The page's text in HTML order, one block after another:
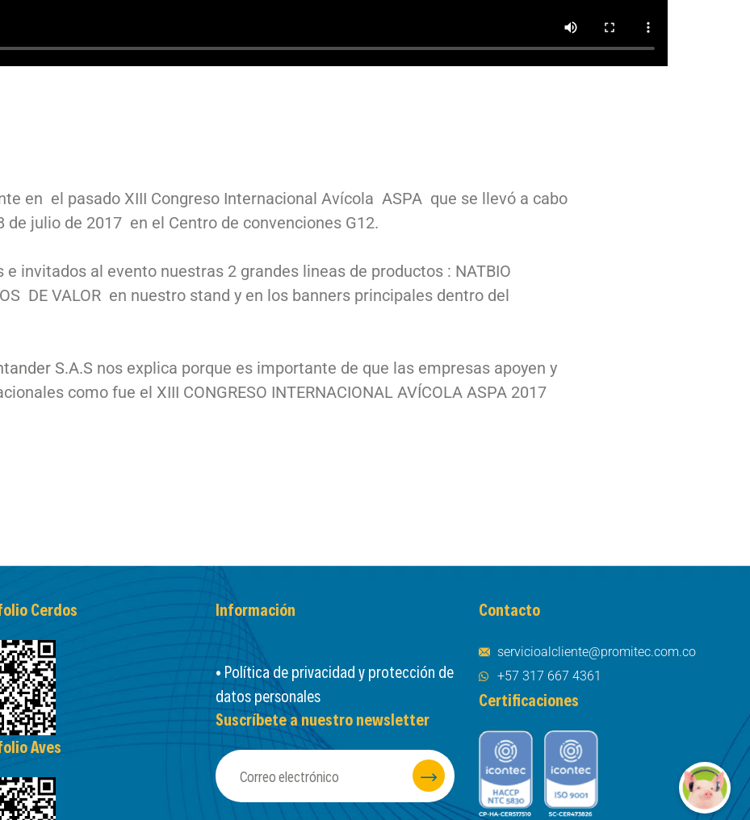
en el pasado XIII Congreso Internacional Avícola ASPA que se llevó a cabo
julio de 2017 en el Centro de convenciones G12.
invitados al evento nuestras 2 grandes lineas de productos : NATBIO
DE VALOR en nuestro stand y en los banners principales dentro del
S.A.S nos explica porque es importante de que las empresas apoyen y
como fue el XIII CONGRESO INTERNACIONAL AVÍCOLA ASPA 2017
Cerdos
Aves
Información
• Política de privacidad y protección de
datos personales
Suscríbete a nuestro newsletter
Contacto
servicioalcliente@promitec.com.co
+57 317 667 4361
Certificaciones